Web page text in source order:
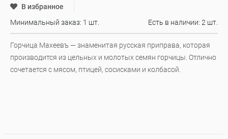
В избранное
Минимальный заказ: 1 шт.
Есть в наличии: 2 шт.
Горчица Махеевъ — знаменитая русская приправа, которая
производится из цельных и молотых семян горчицы. Отлично
сочетается с мясом, птицей, сосисками и колбасой.